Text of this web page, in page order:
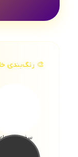
🎨 رنگ‌بندی
سفید